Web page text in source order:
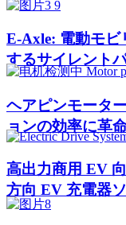
E-Axle: 電動モビ
するサイレント
ヘアピンモータ
ョンの効率に革
高出力商用 EV
方向 EV 充電器